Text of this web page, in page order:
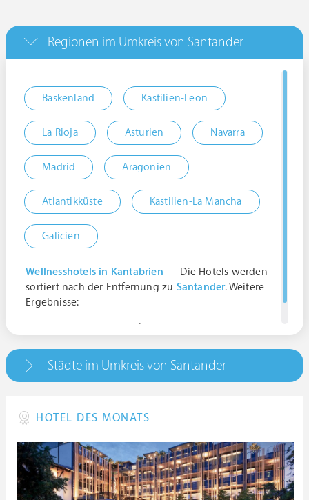
Regionen im Umkreis von Santander
Baskenland Kastilien-Leon
La Rioja Asturien Navarra
Madrid Aragonien
Atlantikküste Kastilien-La Mancha
Galicien
Wellnesshotels in Kantabrien — Die Hotels werden
sortiert nach der Entfernung zu Santander. Weitere
Ergebnisse:
Städte im Umkreis von Santander
HOTEL DES MONATS